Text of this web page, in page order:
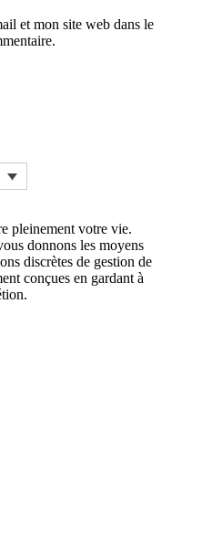
et mon site web dans le
pleinement votre vie.
donnons les moyens
discrètes de gestion de
conçues en gardant à